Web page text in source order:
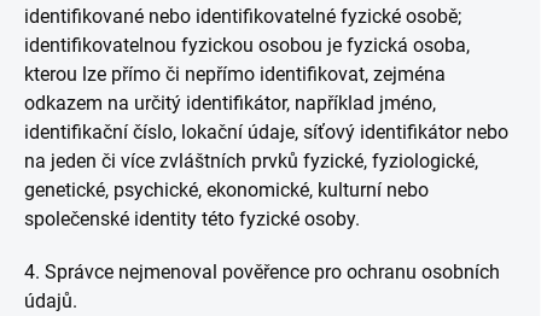
identifikované nebo identifikovatelné fyzické osobě;
identifikovatelnou fyzickou osobou je fyzická osoba,
kterou lze přímo či nepřímo identifikovat, zejména
odkazem na určitý identifikátor, například jméno,
identifikační číslo, lokační údaje, síťový identifikátor nebo
na jeden či více zvláštních prvků fyzické, fyziologické,
genetické, psychické, ekonomické, kulturní nebo
společenské identity této fyzické osoby.
4. Správce nejmenoval pověřence pro ochranu osobních
údajů.